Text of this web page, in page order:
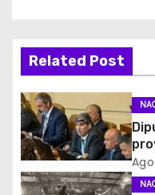
a
c
i
ó
n
Related Post